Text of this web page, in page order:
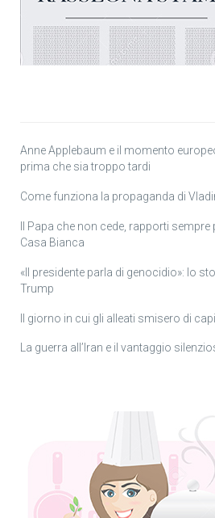
Anne Applebaum e il momento
prima che sia troppo tardi
Come funziona la propaganda di
Il Papa che non cede, rapporti
Casa Bianca
«Il presidente parla di genocidio»: lo
Trump
Il giorno in cui gli alleati smisero di
La guerra all’Iran e il vantaggio